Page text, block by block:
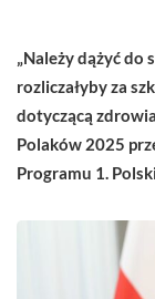
„Należy dążyć
rozliczałyby za
dotyczącą
Polaków 2025
Programu 1.